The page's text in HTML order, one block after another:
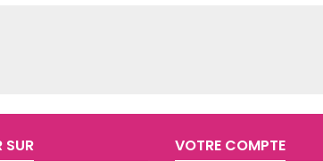
SUR VOTRE COMPTE